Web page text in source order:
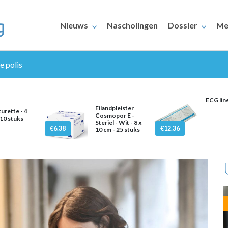
Nieuws Nascholingen Dossier
polis
- 4
stuks
€6.38
Eilandpleister
Cosmopor E -
Steriel - Wit - 8 x
10 cm - 25 stuks
€12.36
ECG